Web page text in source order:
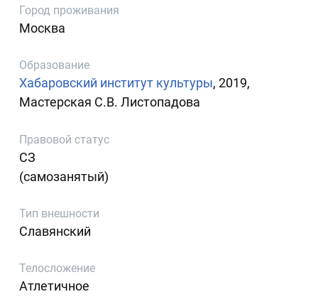
Город проживания
Москва
Образование
Хабаровский институт культуры, 2019,
Мастерская С.В. Листопадова
Правовой статус
СЗ
(самозанятый)
Тип внешности
Славянский
Телосложение
Атлетичное